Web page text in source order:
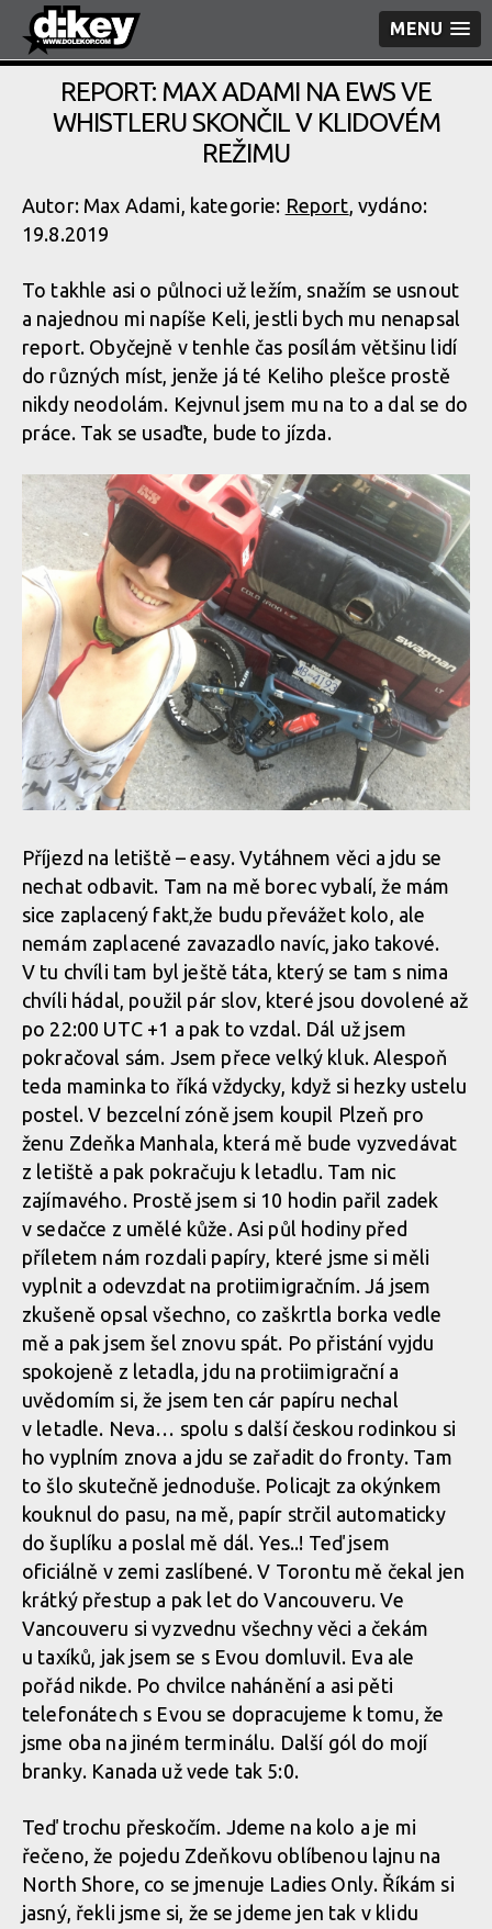
MENU
REPORT: MAX ADAMI NA EWS VE
WHISTLERU SKONČIL V KLIDOVÉM
REŽIMU
Autor: Max Adami, kategorie: Report, vydáno:
19.8.2019
To takhle asi o půlnoci už ležím, snažím se usnout
a najednou mi napíše Keli, jestli bych mu nenapsal
report. Obyčejně v tenhle čas posílám většinu lidí
do různých míst, jenže já té Keliho plešce prostě
nikdy neodolám. Kejvnul jsem mu na to a dal se do
práce. Tak se usaďte, bude to jízda.
Příjezd na letiště – easy. Vytáhnem věci a jdu se
nechat odbavit. Tam na mě borec vybalí, že mám
sice zaplacený fakt,že budu převážet kolo, ale
nemám zaplacené zavazadlo navíc, jako takové.
V tu chvíli tam byl ještě táta, který se tam s nima
chvíli hádal, použil pár slov, které jsou dovolené až
po 22:00 UTC +1 a pak to vzdal. Dál už jsem
pokračoval sám. Jsem přece velký kluk. Alespoň
teda maminka to říká vždycky, když si hezky ustelu
postel. V bezcelní zóně jsem koupil Plzeň pro
ženu Zdeňka Manhala, která mě bude vyzvedávat
z letiště a pak pokračuju k letadlu. Tam nic
zajímavého. Prostě jsem si 10 hodin pařil zadek
v sedačce z umělé kůže. Asi půl hodiny před
příletem nám rozdali papíry, které jsme si měli
vyplnit a odevzdat na protiimigračním. Já jsem
zkušeně opsal všechno, co zaškrtla borka vedle
mě a pak jsem šel znovu spát. Po přistání vyjdu
spokojeně z letadla, jdu na protiimigrační a
uvědomím si, že jsem ten cár papíru nechal
v letadle. Neva… spolu s další českou rodinkou si
ho vyplním znova a jdu se zařadit do fronty. Tam
to šlo skutečně jednoduše. Policajt za okýnkem
kouknul do pasu, na mě, papír strčil automaticky
do šuplíku a poslal mě dál. Yes..! Teď jsem
oficiálně v zemi zaslíbené. V Torontu mě čekal jen
krátký přestup a pak let do Vancouveru. Ve
Vancouveru si vyzvednu všechny věci a čekám
u taxíků, jak jsem se s Evou domluvil. Eva ale
pořád nikde. Po chvilce nahánění a asi pěti
telefonátech s Evou se dopracujeme k tomu, že
jsme oba na jiném terminálu. Další gól do mojí
branky. Kanada už vede tak 5:0.
Teď trochu přeskočím. Jdeme na kolo a je mi
řečeno, že pojedu Zdeňkovu oblíbenou lajnu na
North Shore, co se jmenuje Ladies Only. Říkám si
jasný, řekli jsme si, že se jdeme jen tak v klidu